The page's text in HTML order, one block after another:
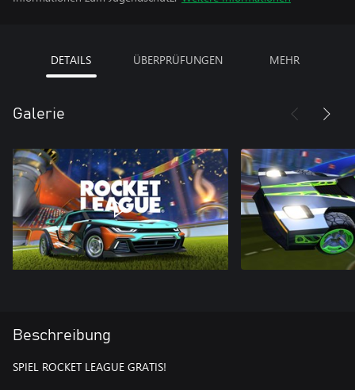
DETAILS ÜBERPRÜFUNGEN MEHR
Galerie
Beschreibung
SPIEL ROCKET LEAGUE GRATIS!